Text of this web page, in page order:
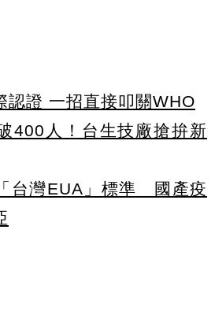
認證 一招直接叩關WHO
400人！台生技廠搶拚新
台灣EUA」標準 國產疫